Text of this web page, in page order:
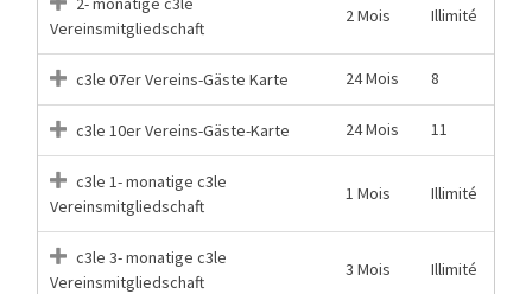
Vereinsmitgliedschaft
2 Mois Illimité
c3le 07er Vereins-Gäste Karte 24 Mois 8
c3le 10er Vereins-Gäste-Karte 24 Mois 11
c3le 1- monatige c3le
Vereinsmitgliedschaft
1 Mois Illimité
c3le 3- monatige c3le
Vereinsmitgliedschaft
3 Mois Illimité